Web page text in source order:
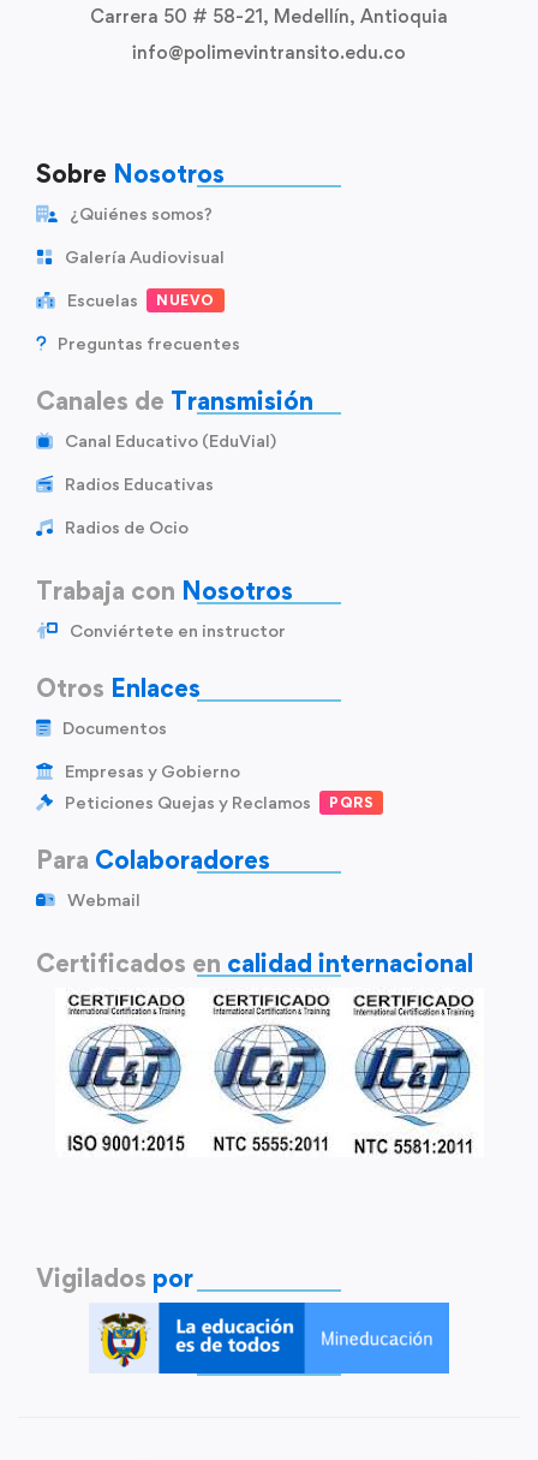
Carrera 50 # 58-21, Medellín, Antioquia
info@polimevintransito.edu.co
Sobre Nosotros
¿Quiénes somos?
Galería Audiovisual
Escuelas NUEVO
Preguntas frecuentes
Canales de Transmisión
Canal Educativo (EduVial)
Radios Educativas
Radios de Ocio
Trabaja con Nosotros
Conviértete en instructor
Otros Enlaces
Documentos
Empresas y Gobierno
Peticiones Quejas y Reclamos
PQRS
Para Colaboradores
Webmail
Certificados en calidad internacional
Vigilados por